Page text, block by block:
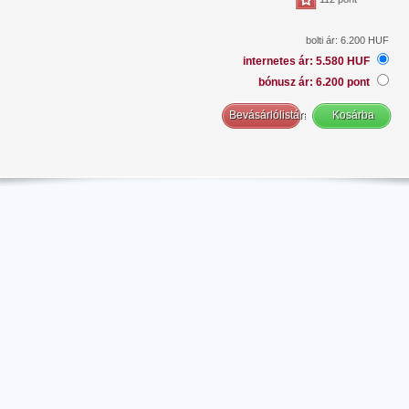
bolti ár: 6.200 HUF
internetes ár: 5.580 HUF
bónusz ár: 6.200 pont